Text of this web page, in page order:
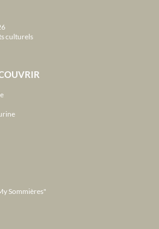
culturels
Sommières"